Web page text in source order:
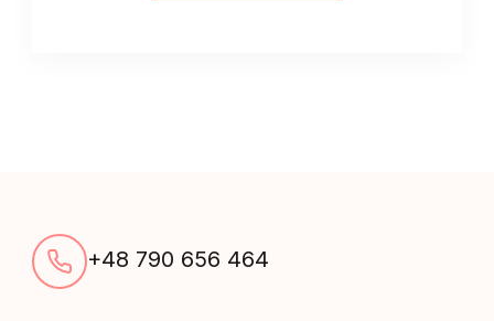
quantity
+48 790 656 464